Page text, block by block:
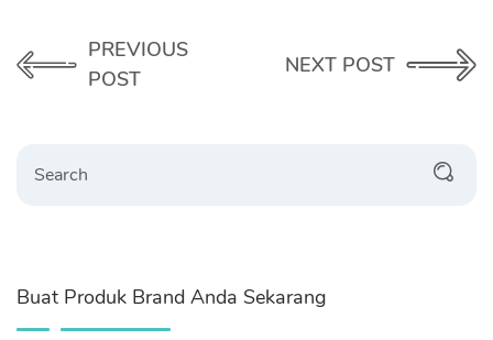
PREVIOUS
POST
NEXT POST
Buat Produk Brand Anda Sekarang